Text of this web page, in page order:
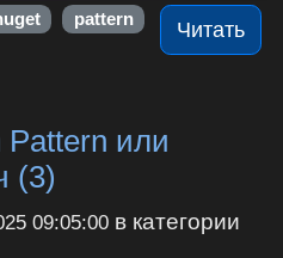
Читать
pattern
Pattern или
(3)
09:05:00в категории